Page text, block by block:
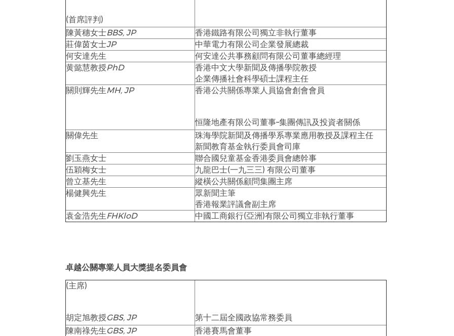
(首席評判)
陳黃穗女士BBS, JP
香港鐵路有限公司獨立非執行董事
莊偉茵女士JP
中華電力有限公司企業發展總裁
何安達先生
何安達公共事務顧問有限公司董事總經理
黄懿慧教授PhD
香港中文大學新聞及傳播學院教授
企業傳播社會科學碩士課程主任
關則輝先生MH, JP 香港公共關係專業人員協會創會會員
恒隆地產有限公司董事–集團傳訊及投資者關係
關偉先生
珠海學院新聞及傳播學系專業應用教授及課程主任
新聞教育基金執行委員會司庫
劉玉燕女士
聯合國兒童基金香港委員會總幹事
伍穎梅女士
九龍巴士(一九三三) 有限公司董事
曾立基先生
縱橫公共關係顧問集團主席
楊健興先生
眾新聞主筆
香港報業評議會副主席
袁金浩先生FHKloD 中國工商銀行(亞洲)有限公司獨立非執行董事
卓越公關專業人員大獎提名委員會
(主席)
胡定旭教授GBS, JP
第十二屆全國政協常務委員
陳南祿先生GBS, JP
香港賽馬會董事